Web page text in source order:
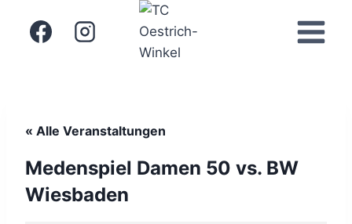
Inhalt
« Alle Veranstaltungen
Medenspiel Damen 50 vs. BW
Wiesbaden